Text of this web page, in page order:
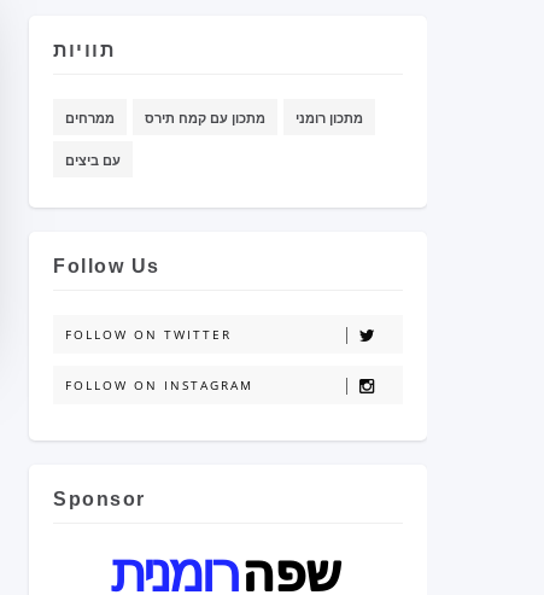
תוויות
ממרחים מתכון עם קמח תירס מתכון רומני
עם ביצים
Follow Us
FOLLOW ON TWITTER
FOLLOW ON INSTAGRAM
Sponsor